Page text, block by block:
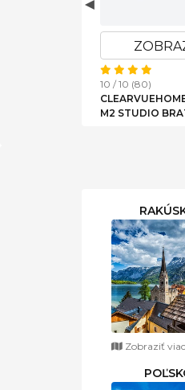
10 / 10 (80)
M2 STUDIO
Zobraziť viac